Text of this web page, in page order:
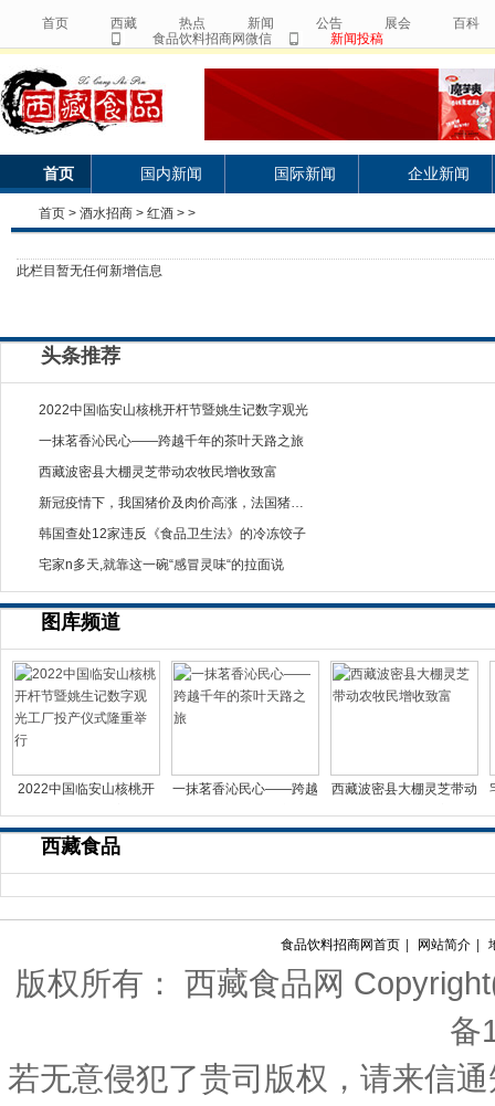
首页 西藏 热点 新闻 公告 展会
百科
食品饮料招商网微信
新闻投稿
首页 国内新闻 国际新闻 企业新闻
首页 > 酒水招商 > 红酒 > >
此栏目暂无任何新增信息
头条推荐
2022中国临安山核桃开杆节暨姚生记数字观光
一抹茗香沁民心——跨越千年的茶叶天路之旅
西藏波密县大棚灵芝带动农牧民增收致富
新冠疫情下，我国猪价及肉价高涨，法国猪肉却不
韩国查处12家违反《食品卫生法》的冷冻饺子
宅家n多天,就靠这一碗“感冒灵味“的拉面说
图库频道
2022中国临安山核桃开
一抹茗香沁民心——跨越
西藏波密县大棚灵芝带动
西藏食品
食品饮料招商网首页 网站简介
版权所有： 西藏食品网
备
若无意侵犯了贵司版权，请来信